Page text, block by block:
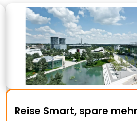
Reise Smart, spare mehr